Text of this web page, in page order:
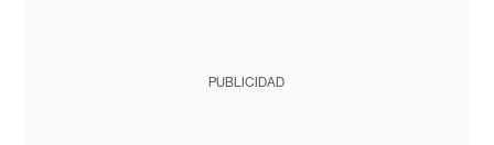
PUBLICIDAD